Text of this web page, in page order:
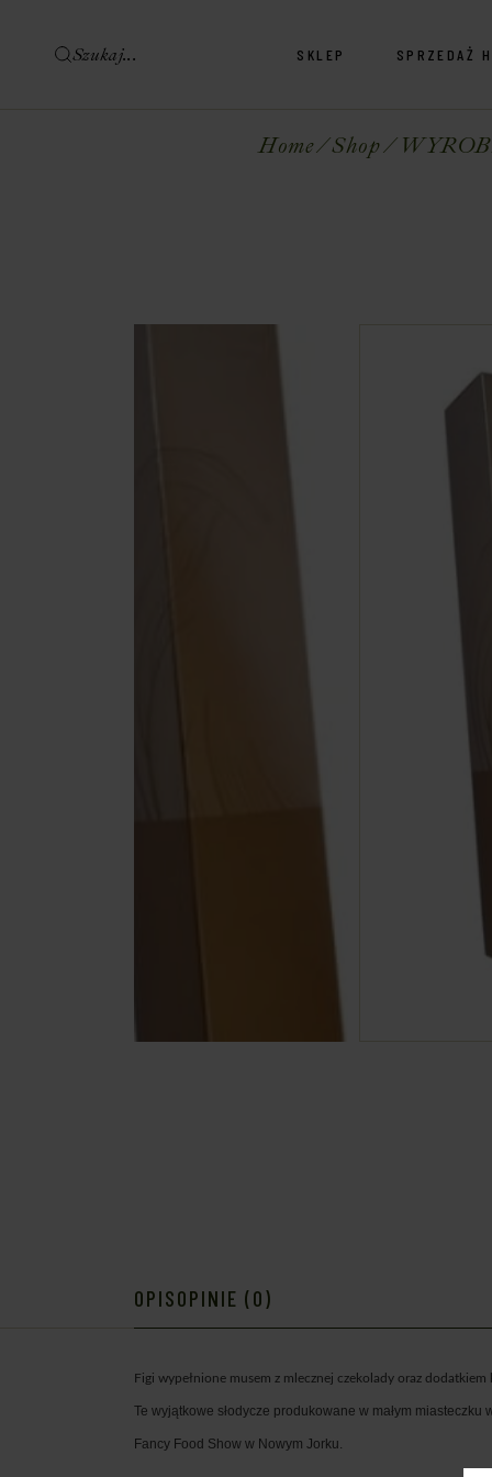
SKLEP SPRZEDAŻ
Sklep Wina & Alkohole
Home Shop
OPISOPINIE (0)
Figi wypełnione musem z mlecznej czekolady oraz dodatkiem
Te wyjątkowe słodycze produkowane w małym
Fancy Food Show w Nowym Jorku.